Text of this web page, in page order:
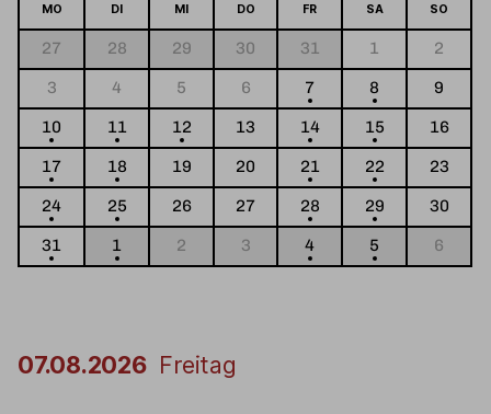
MO DI MI DO FR SA SO
27 28 29 30 31 1
2
3
4 5 6 7 8
9
10
11 12 13 14 15
16
17
18 19 20 21 22
23
24
25 26 27 28 29
30
31
1 2 3 4 5 6
07.08.2026 Freitag